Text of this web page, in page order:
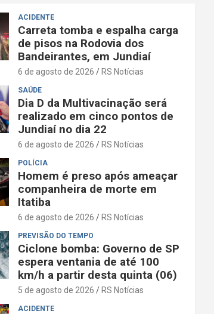
ACIDENTE
Carreta tomba e espalha carga
de pisos na Rodovia dos
Bandeirantes, em Jundiaí
6 de agosto de 2026 RS Notícias
SAÚDE
Dia D da Multivacinação será
realizado em cinco pontos de
Jundiaí no dia 22
6 de agosto de 2026 RS Notícias
POLÍCIA
Homem é preso após ameaçar
companheira de morte em
Itatiba
6 de agosto de 2026 RS Notícias
PREVISÃO DO TEMPO
Ciclone bomba: Governo de SP
espera ventania de até 100
km/h a partir desta quinta (06)
5 de agosto de 2026 RS Notícias
ACIDENTE